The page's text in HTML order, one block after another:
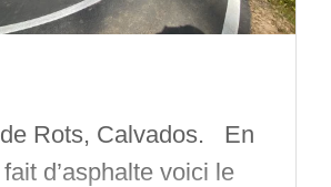
Rots, Calvados. En
d’asphalte voici le